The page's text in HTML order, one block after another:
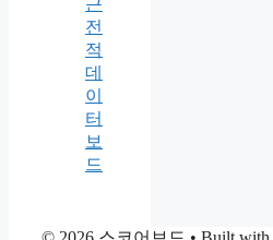
전
적
데
이
터
보
드